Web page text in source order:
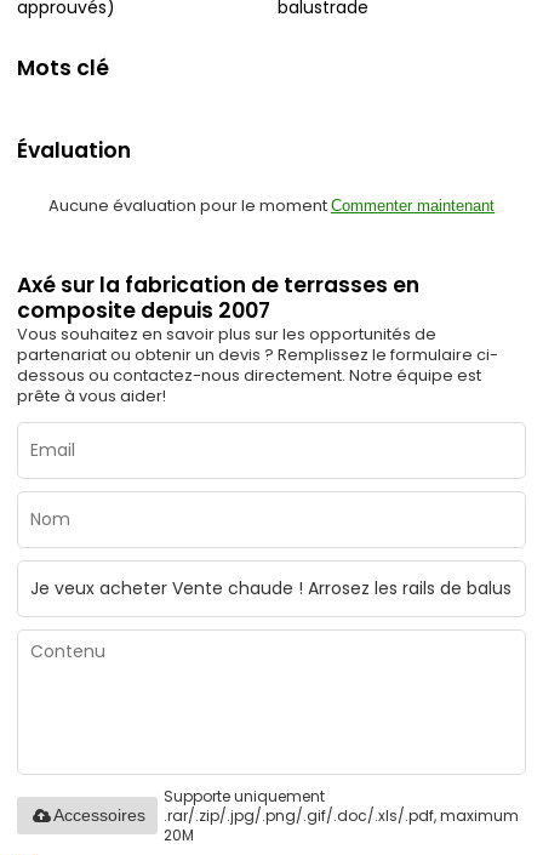
approuvés) balustrade
Mots clé
Évaluation
Aucune évaluation pour le moment Commenter maintenant
Axé sur la fabrication de terrasses en
composite depuis 2007
Vous souhaitez en savoir plus sur les opportunités de
partenariat ou obtenir un devis ? Remplissez le formulaire ci-
dessous ou contactez-nous directement. Notre équipe est
prête à vous aider!
Supporte uniquement
.rar/.zip/.jpg/.png/.gif/.doc/.xls/.pdf, maximum
20M
Accessoires